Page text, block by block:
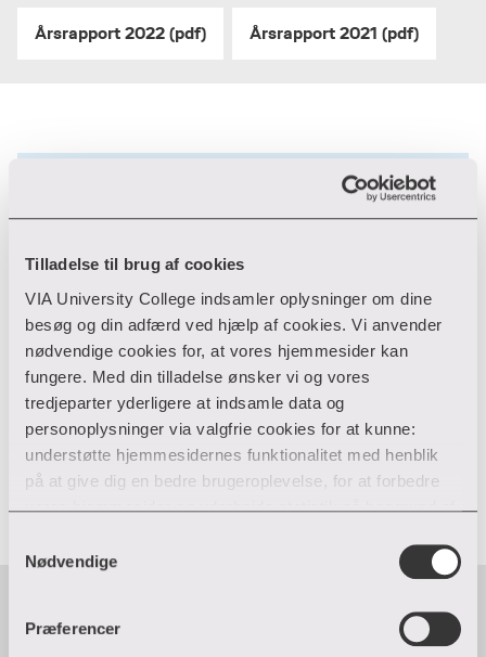
Tilladelse til brug af cookies
VIA University College indsamler oplysninger om dine
besøg og din adfærd ved hjælp af cookies. Vi anvender
nødvendige cookies for, at vores hjemmesider kan
fungere. Med din tilladelse ønsker vi og vores
tredjeparter yderligere at indsamle data og
personoplysninger via valgfrie cookies for at kunne:
understøtte hjemmesidernes funktionalitet med henblik
på at give dig en bedre brugeroplevelse, for at forbedre
vores hjemmesider og udarbejde statistik på baggrund af
hjemmesider og sociale netværk.
Du kan til enhver tid til- og fravælge cookies eller trække
din tilladelse tilbage ved trykke på ”Cookie banner”
Nødvendige
Præferencer
Årsrapport 2022 (pdf) Årsrapport 2021 (pdf)
VIA udgiver hvert år en ESG-rapport, der sætter
lys på vores arbejde og resultater inden for
bæredygtighedsindsatser inden for miljø og
klima, sociale forhold og virksomhedsadfærd.
Læs om bæredygtig udvikling i VIA